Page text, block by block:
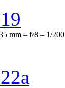
mm – f/8 – 1/200